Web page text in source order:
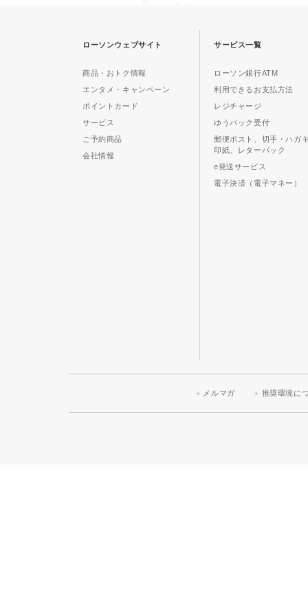
ローソンウェブサイト
商品・おトク情報
エンタメ・キャンペーン
ポイントカード
サービス
ご予約商品
会社情報
サービス一覧
ローソン銀行ATM
利用できるお支払方法
レジチャージ
ゆうパック受付
郵便ポスト、切手・ハガ
印紙、レターパック
e発送サービス
電子決済（電子マネー）
メルマガ 推奨環境に